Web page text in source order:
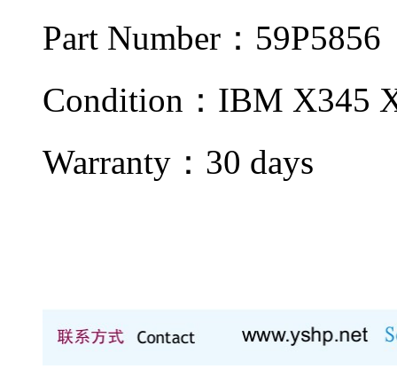
Part Number：59P5856
Condition： IBM X345
Warranty： 30 days